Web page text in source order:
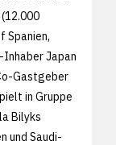
Spanien,
Inhaber Japan
Gastgeber
in Gruppe
Bilyks
und Saudi-